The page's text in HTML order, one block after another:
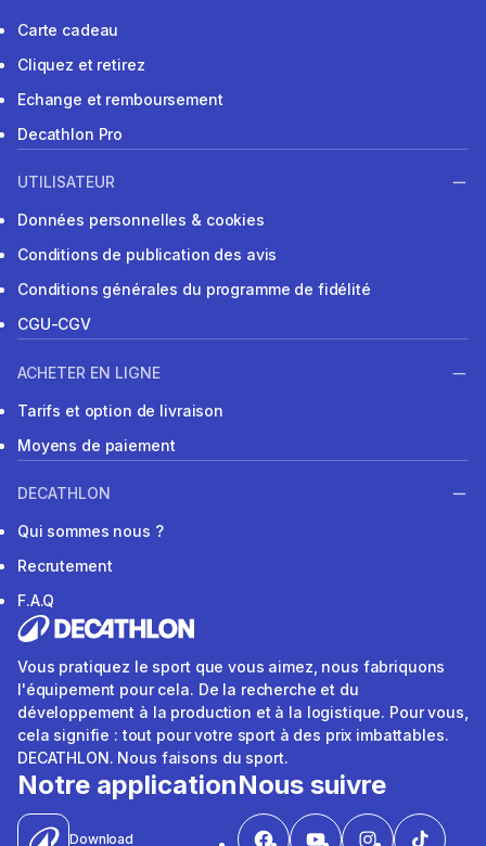
Carte cadeau
Cliquez et retirez
Echange et remboursement
Decathlon Pro
UTILISATEUR
Données personnelles & cookies
Conditions de publication des avis
Conditions générales du programme de fidélité
CGU-CGV
ACHETER EN LIGNE
Tarifs et option de livraison
Moyens de paiement
DECATHLON
Qui sommes nous ?
Recrutement
F.A.Q
Vous pratiquez le sport que vous aimez, nous fabriquons
l'équipement pour cela. De la recherche et du
développement à la production et à la logistique. Pour vous,
cela signifie : tout pour votre sport à des prix imbattables.
DECATHLON. Nous faisons du sport.
Notre application
Download
Nous suivre